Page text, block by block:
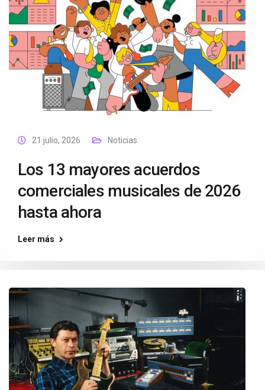
21 julio, 2026 Noticias
Los 13 mayores acuerdos
comerciales musicales de 2026
hasta ahora
Leer más